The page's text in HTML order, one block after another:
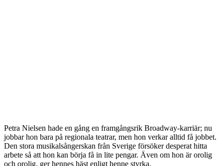
Petra Nielsen hade en gång en framgångsrik Broadway-karriär; nu
jobbar hon bara på regionala teatrar, men hon verkar alltid få jobbet.
Den stora musikalsångerskan från Sverige försöker desperat hitta
arbete så att hon kan börja få in lite pengar. Även om hon är orolig
och orolig, ger hennes häst enligt henne styrka.